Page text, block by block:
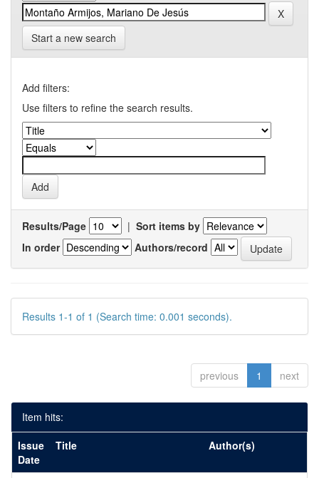
Start a new search
Add filters:
Use filters to refine the search results.
Results/Page | Sort items by
In order
Authors/record
Results 1-1 of 1 (Search time: 0.001 seconds).
previous 1 next
Item hits:
Issue
Date
Title Author(s)